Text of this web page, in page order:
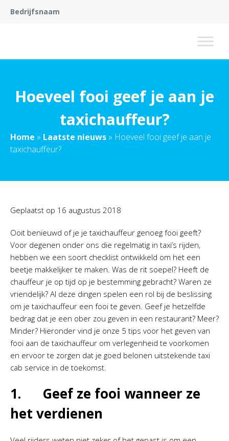
Bedrijfsnaam
Hoeveel fooi geef je aan je
taxichauffeur?
Home » Laatste nieuws » Hoeveel fooi geef je aan je
taxichauffeur?
Geplaatst op 16 augustus 2018
Ooit benieuwd of je je taxichauffeur genoeg fooi geeft?
Voor degenen onder ons die regelmatig in taxi’s rijden,
hebben we een soort checklist ontwikkeld om het een
beetje makkelijker te maken. Was de rit soepel? Heeft de
chauffeur je op tijd op je bestemming gebracht? Waren ze
vriendelijk? Al deze dingen spelen een rol bij de beslissing
om je taxichauffeur een fooi te geven. Geef je hetzelfde
bedrag dat je een ober zou geven in een restaurant? Meer?
Minder? Hieronder vind je onze 5 tips voor het geven van
fooi aan de taxichauffeur om verlegenheid te voorkomen
en ervoor te zorgen dat je goed belonen uitstekende taxi
cab service in de toekomst.
1. Geef ze fooi wanneer ze
het verdienen